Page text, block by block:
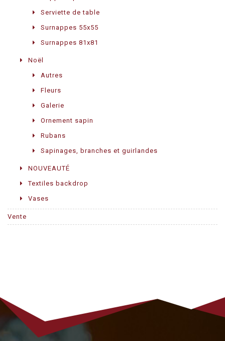
Serviette de table
Surnappes 55x55
Surnappes 81x81
Noël
Autres
Fleurs
Galerie
Ornement sapin
Rubans
Sapinages, branches et guirlandes
NOUVEAUTÉ
Textiles backdrop
Vases
Vente